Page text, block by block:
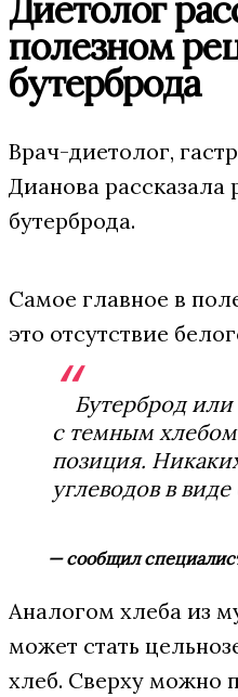
полезном
бутерброда
Врач-диетолог,
Дианова рассказала
бутерброда.
Самое главное в
это отсутствие
Бутерброд
с темным
позиция.
углеводов в
— сообщил
Аналогом хлеба из
может стать
хлеб. Сверху можно